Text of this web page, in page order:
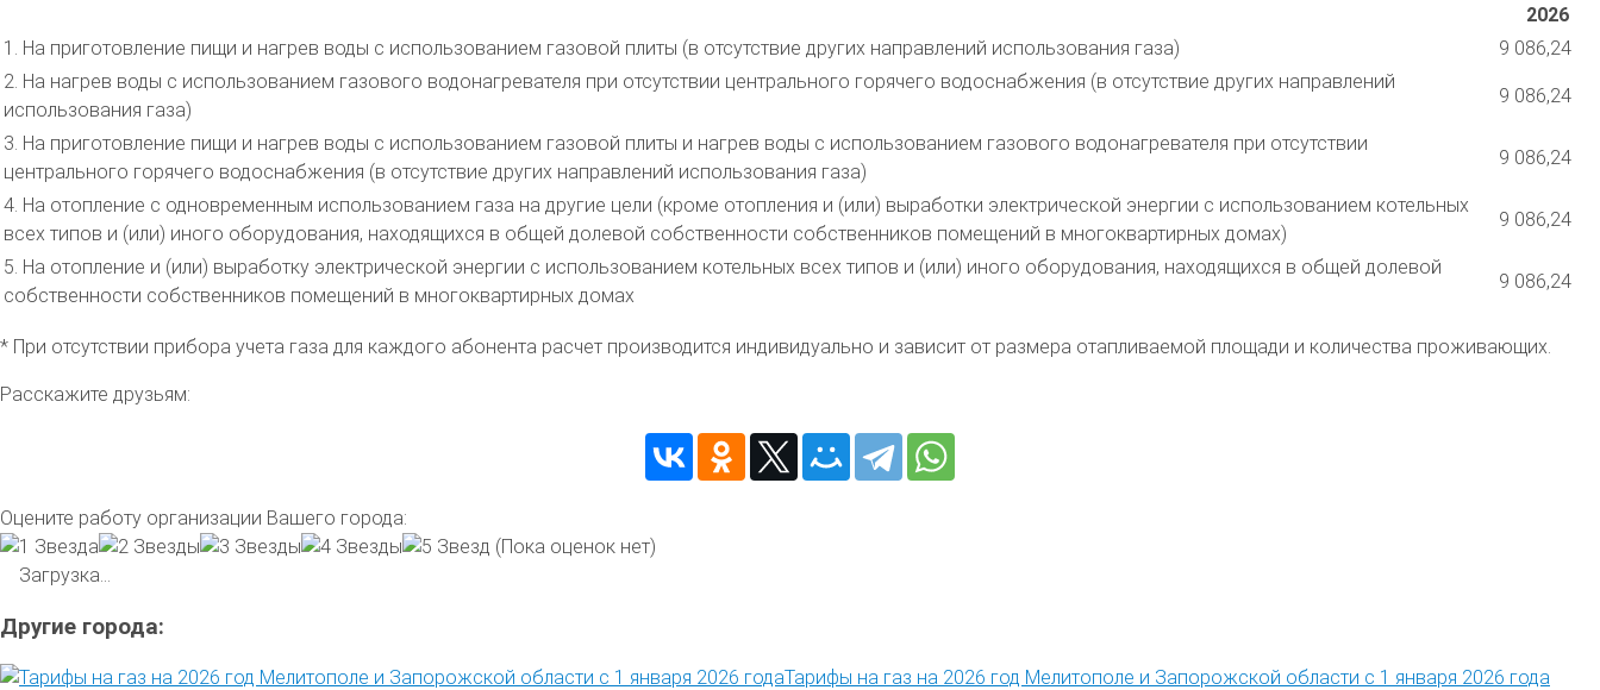
2026
1. На приготовление пищи и нагрев воды с использованием газовой плиты (в отсутствие других направлений использования газа)
9 086,24
2. На нагрев воды с использованием газового водонагревателя при отсутствии центрального горячего водоснабжения (в отсутствие других направлений
использования газа)
9 086,24
3. На приготовление пищи и нагрев воды с использованием газовой плиты и нагрев воды с использованием газового водонагревателя при отсутствии
центрального горячего водоснабжения (в отсутствие других направлений использования газа)
9 086,24
4. На отопление с одновременным использованием газа на другие цели (кроме отопления и (или) выработки электрической энергии с использованием котельных
всех типов и (или) иного оборудования, находящихся в общей долевой собственности собственников помещений в многоквартирных домах)
9 086,24
5. На отопление и (или) выработку электрической энергии с использованием котельных всех типов и (или) иного оборудования, находящихся в общей долевой
собственности собственников помещений в многоквартирных домах
9 086,24
* При отсутствии прибора учета газа для каждого абонента расчет производится индивидуально и зависит от размера отапливаемой площади и количества проживающих.
Расскажите друзьям:
Оцените работу организации Вашего города:
(Пока оценок нет)
Загрузка...
Другие города:
Тарифы на газ на 2026 год Мелитополе и Запорожской области с 1 января 2026 года